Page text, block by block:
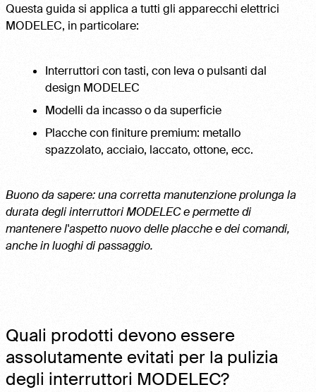
Questa guida si applica a tutti gli apparecchi elettrici
MODELEC, in particolare:
Interruttori con tasti, con leva o pulsanti dal
design MODELEC
Modelli da incasso o da superficie
Placche con finiture premium: metallo
spazzolato, acciaio, laccato, ottone, ecc.
Buono da sapere: una corretta manutenzione prolunga la
durata degli interruttori MODELEC e permette di
mantenere l'aspetto nuovo delle placche e dei comandi,
anche in luoghi di passaggio.
Quali prodotti devono essere
assolutamente evitati per la pulizia
degli interruttori MODELEC?